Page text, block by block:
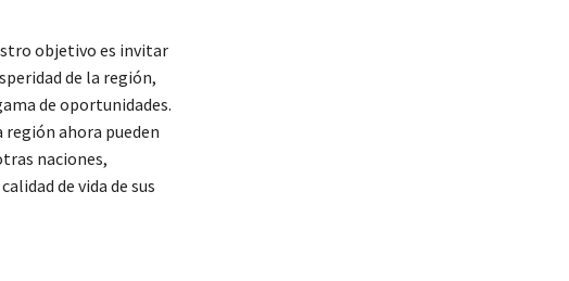
objetivo es invitar
de la región,
de oportunidades.
ahora pueden
naciones,
de vida de sus